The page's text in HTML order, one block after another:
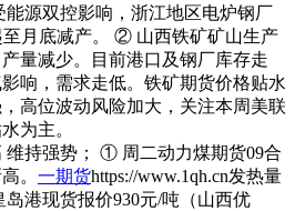
能源双控影响，浙江地区电炉钢厂
月底减产。 ② 山西铁矿矿山生产
量减少。目前港口及钢厂库存走
响，需求走低。铁矿期货价格贴水
高位波动风险加大，关注本周美联
为主。
维持强势； ① 周二动力煤期货09合
。 一期货https://www.1qh.cn发热量
岛港现货报价930元/吨（山西优